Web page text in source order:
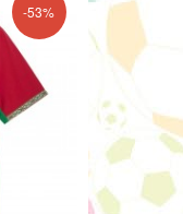
-53%